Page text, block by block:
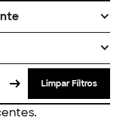
Limpar Filtros